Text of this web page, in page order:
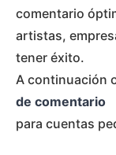
comentario
artistas,
tener éxito.
A continuación
de comentario
para cuentas